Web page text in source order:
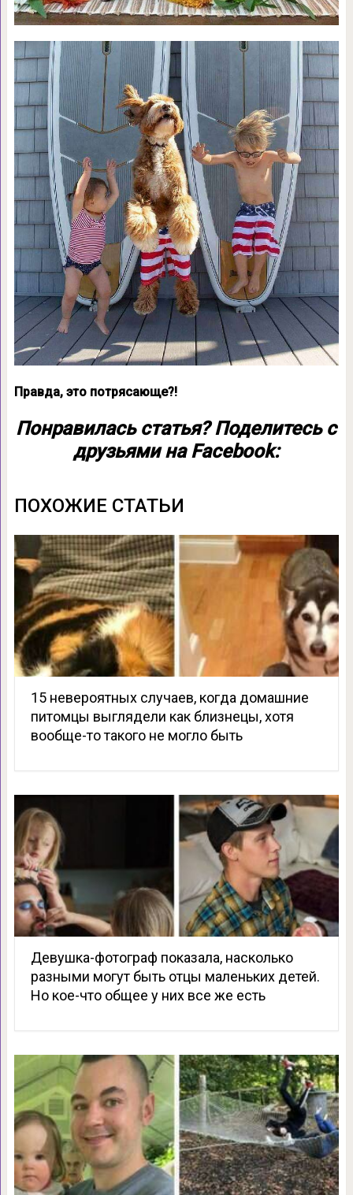
Правда, это потрясающе?!
Понравилась статья? Поделитесь с
друзьями на Facebook:
ПОХОЖИЕ СТАТЬИ
15 невероятных случаев, когда домашние
питомцы выглядели как близнецы, хотя
вообще-то такого не могло быть
Девушка-фотограф показала, насколько
разными могут быть отцы маленьких детей.
Но кое-что общее у них все же есть